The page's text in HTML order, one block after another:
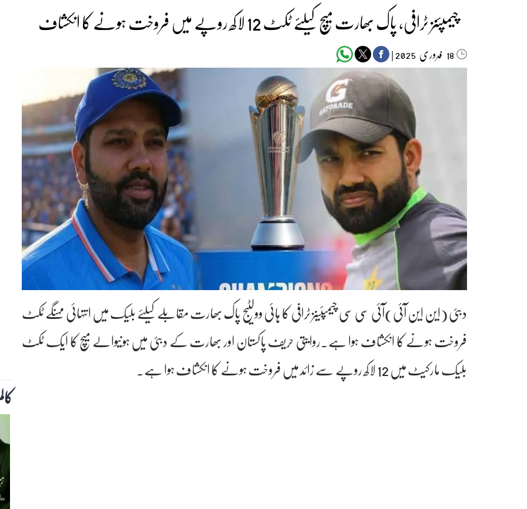
چیمپئنز ٹرافی، پاک بھارت میچ کیلئے ٹکٹ 12 لاکھ روپے میں فروخت ہونے کا انکشاف
18 فروری‬‮ |
دبئی (این این آئی)آئی سی سی چیمپئینز ٹرافی کا ہائی وولٹیج پاک بھارت مقابلے کیلئے بلیک میں انتہائی مہنگے ٹکٹ
فروخت ہونے کا انکشاف ہوا ہے۔روایتی حریف پاکستان اور بھارت کے دبئی میں ہونیوالے میچ کا ایک ٹکٹ
بلیک مارکیٹ میں 12 لاکھ روپے سے زائد میں فروخت ہونے کا انکشاف ہوا ہے۔